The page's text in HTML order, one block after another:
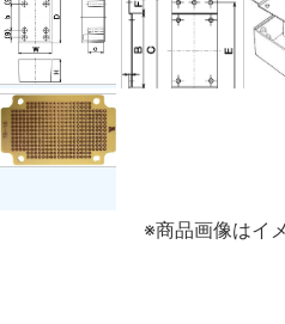
※商品画像はイ